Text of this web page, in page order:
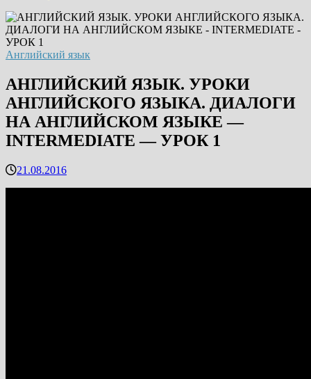
Английский язык
АНГЛИЙСКИЙ ЯЗЫК. УРОКИ
АНГЛИЙСКОГО ЯЗЫКА. ДИАЛОГИ
НА АНГЛИЙСКОМ ЯЗЫКЕ —
INTERMEDIATE — УРОК 1
21.08.2016